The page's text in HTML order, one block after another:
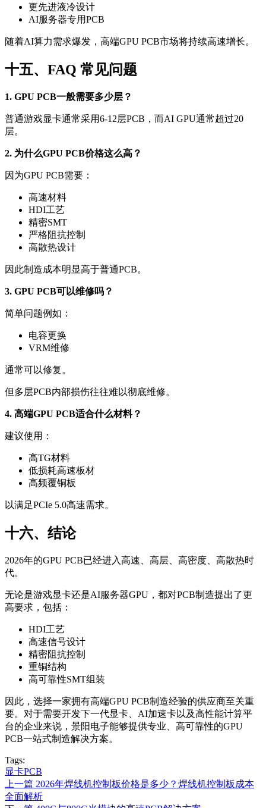
更先进液冷设计
AI服务器专用PCB
随着AI算力需求爆发，高端GPU PCB市场将持续高速增长。
十五、FAQ 常见问题
1. GPU PCB一般需要多少层？
普通游戏显卡通常采用6-12层PCB，而AI GPU通常超过20
层。
2. 为什么GPU PCB价格这么高？
因为GPU PCB需要：
高速材料
HDI工艺
精密SMT
严格阻抗控制
高散热设计
因此制造成本明显高于普通PCB。
3. GPU PCB可以维修吗？
简单问题例如：
电容更换
VRM维修
通常可以修复。
但多层PCB内部损伤往往难以彻底维修。
4. 高端GPU PCB适合什么材料？
建议使用：
高TG材料
低损耗高速板材
高频覆铜板
以满足PCIe 5.0高速需求。
十六、结论
2026年的GPU PCB已经进入高速、高层、高密度、高散热时
代。
无论是游戏显卡还是AI服务器GPU，都对PCB制造提出了更
高要求，包括：
HDI工艺
高速信号设计
精密阻抗控制
重铜结构
高可靠性SMT组装
因此，选择一家拥有高端GPU PCB制造经验的供应商至关重
要。对于需要开发下一代显卡、AI加速卡以及高性能计算平
台的企业来说，景阳电子能够提供专业、高可靠性的GPU
PCB一站式制造解决方案。
Tags:
显卡PCB
上一篇 2026年焊线机控制板价格是多少？焊线机控制板成本
全面解析